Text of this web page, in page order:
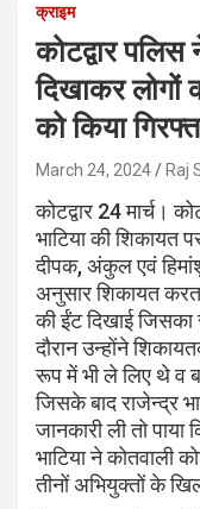
क्राइम
कोटद्वार
दिखाकर लोगों
को किया
March 24, 2024 Raj
कोटद्वार 24 मार्च।
भाटिया की शिकायत
दीपक, अंकुल एवं
अनुसार शिकायत
की ईंट दिखाई
दौरान उन्होंने
रूप में भी ले लिए थे व
जिसके बाद राजेन्द्र
जानकारी ली तो
भाटिया ने कोतवाली
तीनों अभियुक्तों के